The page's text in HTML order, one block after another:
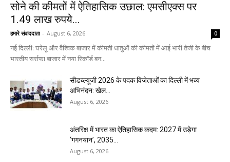
सोने की कीमतों में ऐतिहासिक उछाल: एमसीएक्स पर
1.49 लाख रुपये...
हमारे संवाददाता - August 6, 2026 0
नई दिल्ली: घरेलू और वैश्विक बाजार में कीमती धातुओं की कीमतों में आई भारी तेजी के बीच
भारतीय सर्राफा बाजार में नया रिकॉर्ड बन...
सीडब्ल्यूजी 2026 के पदक विजेताओं का दिल्ली में भव्य
अभिनंदन: खेल...
August 6, 2026
अंतरिक्ष में भारत का ऐतिहासिक कदम: 2027 में उड़ेगा
‘गगनयान’, 2035...
August 6, 2026